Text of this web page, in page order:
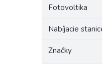
Fotovoltika
Nabíjacie
Značky